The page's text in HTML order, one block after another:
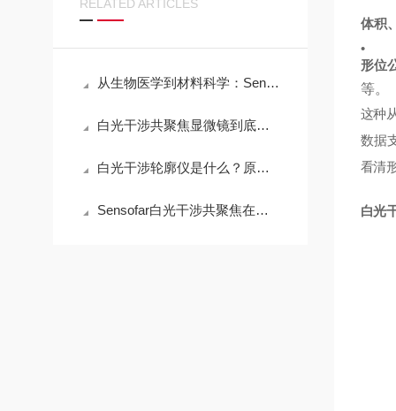
RELATED ARTICLES
从生物医学到材料科学：Sensofar三维共聚焦白光干涉仪的跨领域应用传奇
白光干涉共聚焦显微镜到底贵在哪？拆开看完你就懂了
白光干涉轮廓仪是什么？原理、用途与选购指南
Sensofar白光干涉共聚焦在半导体晶圆表面粗糙度检测中的应用与行业标准对标
体积
•
形位
等。
这种
数据
看清
白光